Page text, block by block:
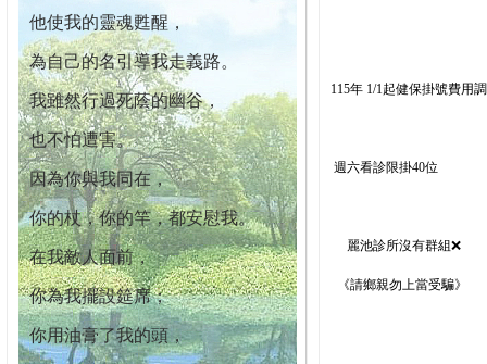
他使我的靈魂甦醒，
為自己的名引導我走義路。
我雖然行過死蔭的幽谷，
也不怕遭害。
因為你與我同在，
你的杖，你的竿，都安慰我。
在我敵人面前，
你為我擺設筵席；
你用油膏了我的頭，
115年 1/1起健保掛號費用
週六看診限掛40位
麗池診所沒有群組❌
《請鄉親勿上當受騙》